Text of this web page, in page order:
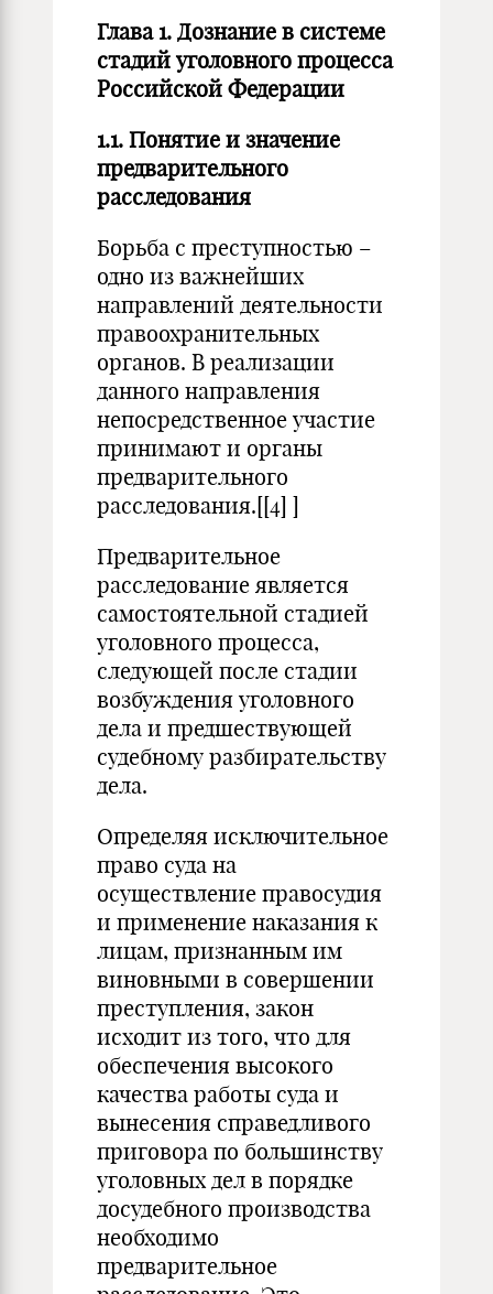
Глава 1. Дознание в системе
стадий уголовного процесса
Российской Федерации
1.1. Понятие и значение
предварительного
расследования
Борьба с преступностью –
одно из важнейших
направлений деятельности
правоохранительных
органов. В реализации
данного направления
непосредственное участие
принимают и органы
предварительного
расследования.[[4] ]
Предварительное
расследование является
самостоятельной стадией
уголовного процесса,
следующей после стадии
возбуждения уголовного
дела и предшествующей
судебному разбирательству
дела.
Определяя исключительное
право суда на
осуществление правосудия
и применение наказания к
лицам, признанным им
виновными в совершении
преступления, закон
исходит из того, что для
обеспечения высокого
качества работы суда и
вынесения справедливого
приговора по большинству
уголовных дел в порядке
досудебного производства
необходимо
предварительное